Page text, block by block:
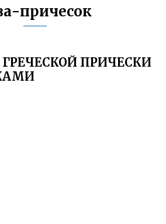
причесок
ПРИЧЕСКИ